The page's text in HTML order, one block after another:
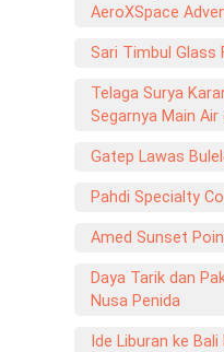
AeroXSpace
Sari Timbul Glass
Telaga Surya
Segarnya Main
Gatep Lawas
Pahdi Specialty
Amed Sunset
Daya Tarik dan
Nusa Penida
Ide Liburan ke